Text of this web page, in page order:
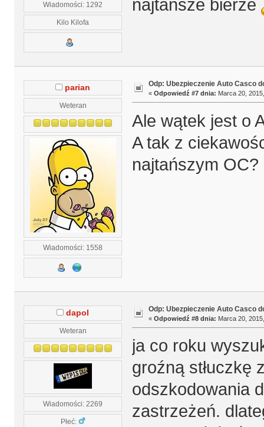
Wiadomości: 1292
Kilo Kilofa
najtansze bierze
parian
Weteran
Wiadomości: 1558
Odp: Ubezpieczenie Auto Casco
« Odpowiedź #7 dnia: Marca 20,
Ale wątek jest o
A tak z
najtańszym OC?
dapol
Weteran
Wiadomości: 2269
Płeć:
Odp: Ubezpieczenie Auto Casco
« Odpowiedź #8 dnia: Marca 20,
ja co roku
groźną stłuczkę
odszkodowania
zastrzeżeń.